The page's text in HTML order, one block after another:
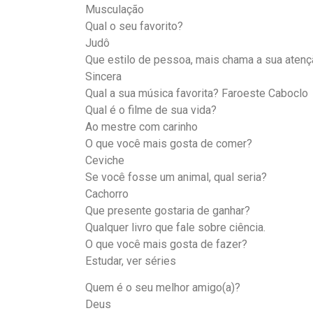
Musculação
Qual o seu favorito?
Judô
Que estilo de pessoa, mais chama a sua
Sincera
Qual a sua música favorita? Faroeste Caboclo
Qual é o filme de sua vida?
Ao mestre com carinho
O que você mais gosta de comer?
Ceviche
Se você fosse um animal, qual seria?
Cachorro
Que presente gostaria de ganhar?
Qualquer livro que fale sobre ciência.
O que você mais gosta de fazer?
Estudar, ver séries
Quem é o seu melhor amigo(a)?
Deus